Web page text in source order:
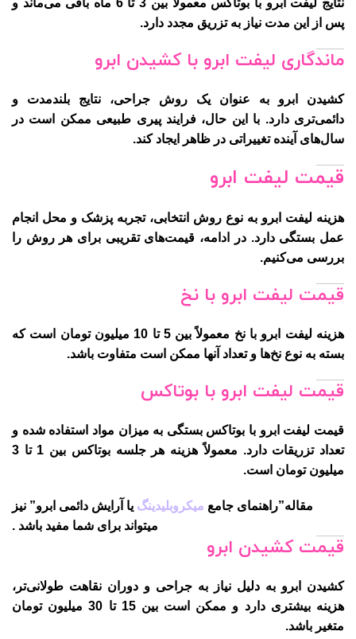
نتایج لیفت ابرو با بوتاکس معمولاً بین 3 تا 6 ماه باقی می‌ماند و
پس از این مدت نیاز به تزریق مجدد دارد.
ماندگاری لیفت ابرو با کشیدن ابرو
کشیدن ابرو به عنوان یک روش جراحی، نتایج بلندمدت و
دائمی‌تری دارد. با این حال، فرایند پیری طبیعی ممکن است در
سال‌های آینده تغییراتی در ظاهر ایجاد کند.
قیمت لیفت ابرو
هزینه لیفت ابرو به نوع روش انتخابی، تجربه پزشک و محل انجام
عمل بستگی دارد. در ادامه، قیمت‌های تقریبی برای هر روش را
بررسی می‌کنیم.
قیمت لیفت ابرو با نخ
هزینه لیفت ابرو با نخ معمولاً بین 5 تا 10 میلیون تومان است که
بسته به نوع نخ‌ها و تعداد آنها ممکن است متفاوت باشد.
قیمت لیفت ابرو با بوتاکس
قیمت لیفت ابرو با بوتاکس بستگی به میزان مواد استفاده شده و
تعداد تزریقات دارد. معمولاً هزینه هر جلسه بوتاکس بین 1 تا 3
میلیون تومان است.
مقاله”راهنمای جامع میکروبلیدینگ یا آرایش دائمی ابرو” نیز
میتواند برای شما مفید باشد .
قیمت کشیدن ابرو
کشیدن ابرو به دلیل نیاز به جراحی و دوران نقاهت طولانی‌تر،
هزینه بیشتری دارد و ممکن است بین 15 تا 30 میلیون تومان
متغیر باشد.